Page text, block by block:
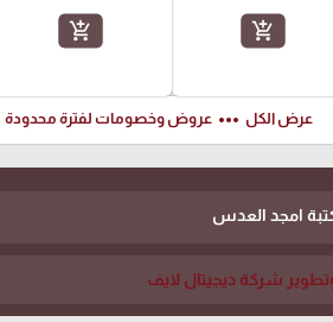
add_shopping_cart
add_shopping_cart
عرض الكل more_horiz عروض وخصومات لفترة محدودة
امجد العدس
شركة ديجيتال لايف